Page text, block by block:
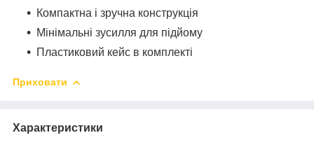
Компактна і зручна конструкція
Мінімальні зусилля для підйому
Пластиковий кейс в комплекті
Приховати
Характеристики